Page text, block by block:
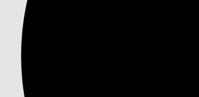
Richten Sie
Konfigurationselementen